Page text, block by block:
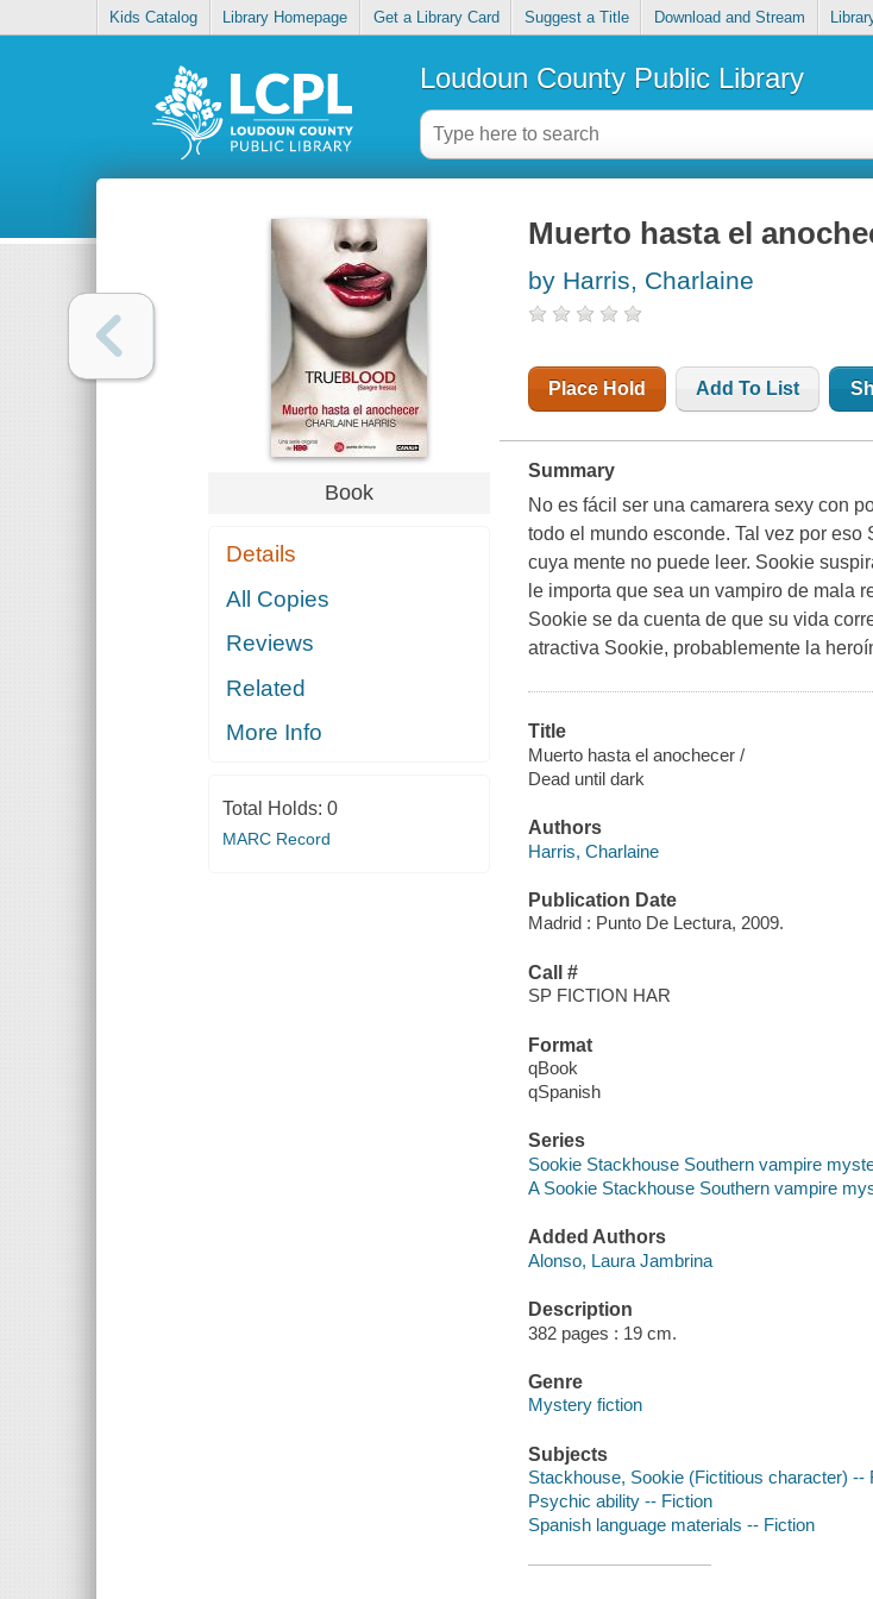
Kids Catalog Library Homepage Get a Library Card Suggest a Title Download and Stream
Loudoun County Public Library
Book
Details
All Copies
Reviews
Related
More Info
Total Holds: 0
MARC Record
Muerto hasta el
by Harris, Charlaine
Place Hold Add To List
Summary
No es fácil ser una camarera sexy con
todo el mundo esconde. Tal vez por
cuya mente no puede leer. Sookie
le importa que sea un vampiro de mala
Sookie se da cuenta de que su vida
atractiva Sookie, probablemente la
Title
Muerto hasta el anochecer /
Dead until dark
Authors
Harris, Charlaine
Publication Date
Madrid : Punto De Lectura, 2009.
Call #
SP FICTION HAR
Format
qBook
qSpanish
Series
Sookie Stackhouse Southern vampire
A Sookie Stackhouse Southern vampire
Added Authors
Alonso, Laura Jambrina
Description
382 pages : 19 cm.
Genre
Mystery fiction
Subjects
Stackhouse, Sookie (Fictitious character) --
Psychic ability -- Fiction
Spanish language materials -- Fiction